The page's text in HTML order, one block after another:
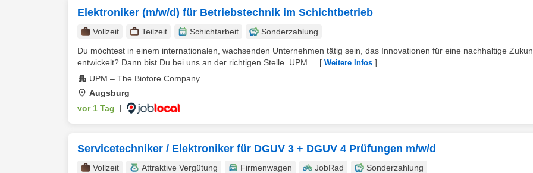
Elektroniker (m/w/d) für Betriebstechnik im Schichtbetrieb
Vollzeit Teilzeit Schichtarbeit
Sonderzahlung
Du möchtest in einem internationalen, wachsenden Unternehmen tätig sein, das Innovationen für eine nachhaltige
entwickelt? Dann bist Du bei uns an der richtigen Stelle. UPM ...
[ Weitere Infos ]
UPM – The Biofore Company
Augsburg
vor 1 Tag
Servicetechniker / Elektroniker für DGUV 3 + DGUV 4 Prüfungen m/w/d
Vollzeit Attraktive Vergütung Firmenwagen JobRad
Sonderzahlung